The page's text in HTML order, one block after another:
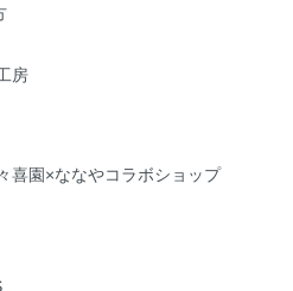
房
喜園×ななやコラボショップ